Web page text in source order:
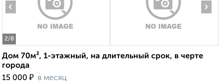
2/8
‹ ›
Дом 70м², 1-этажный, на длительный срок, в черте
города
15 000 ₽ в месяц